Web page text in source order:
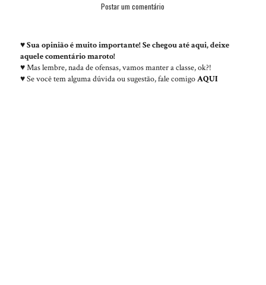
Postar um comentário
♥Sua opinião é muito importante! Se chegou até aqui, deixe
aquele comentário maroto!
♥ Mas lembre, nada de ofensas, vamos manter a classe, ok?!
♥ Se você tem alguma dúvida ou sugestão, fale comigoAQUI